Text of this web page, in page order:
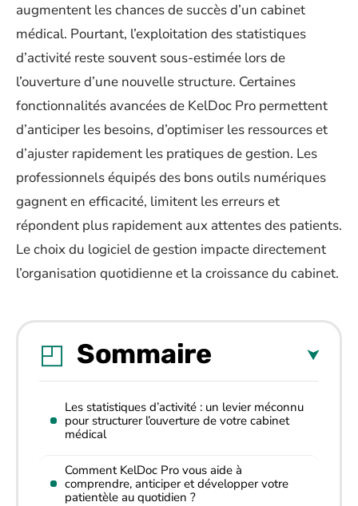
augmentent les chances de succès d’un cabinet
médical. Pourtant, l’exploitation des statistiques
d’activité reste souvent sous-estimée lors de
l’ouverture d’une nouvelle structure. Certaines
fonctionnalités avancées de KelDoc Pro permettent
d’anticiper les besoins, d’optimiser les ressources et
d’ajuster rapidement les pratiques de gestion. Les
professionnels équipés des bons outils numériques
gagnent en efficacité, limitent les erreurs et
répondent plus rapidement aux attentes des patients.
Le choix du logiciel de gestion impacte directement
l’organisation quotidienne et la croissance du cabinet.
Sommaire
Les statistiques d’activité : un levier méconnu
pour structurer l’ouverture de votre cabinet
médical
Comment KelDoc Pro vous aide à
comprendre, anticiper et développer votre
patientèle au quotidien ?